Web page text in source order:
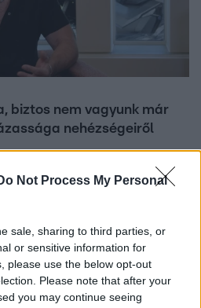
Not Process My Personal
sale, sharing to third parties, or
or sensitive information for
please use the below opt-out
Please note that after your
you may continue seeing
biztos nem vagyunk már
nehézségeiről
ma is a felnőttfilmes